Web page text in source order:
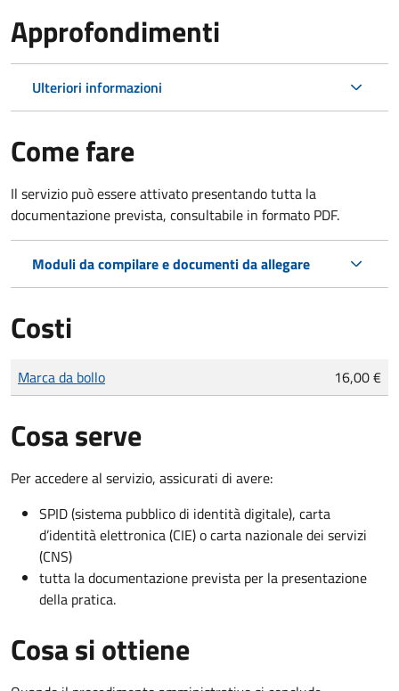
Approfondimenti
Ulteriori informazioni
Come fare
Il servizio può essere attivato presentando tutta la
documentazione prevista, consultabile in formato PDF.
Moduli da compilare e documenti da allegare
Costi
Tipo di pagamento
Importo
Marca da bollo 16,00 €
Cosa serve
Per accedere al servizio, assicurati di avere:
SPID (sistema pubblico di identità digitale), carta
d’identità elettronica (CIE) o carta nazionale dei servizi
(CNS)
tutta la documentazione prevista per la presentazione
della pratica.
Cosa si ottiene